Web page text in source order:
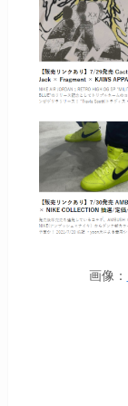
画像：